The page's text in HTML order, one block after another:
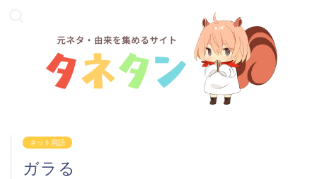
ネット用語
ガラる